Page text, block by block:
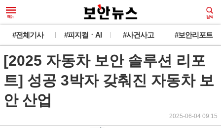
#전체기사 #피지컬ㆍAI #사건사고 #보안리포트
[2025 자동차 보안 솔루션 리포
트] 성공 3박자 갖춰진 자동차 보
안 산업
2025-06-04 09:15